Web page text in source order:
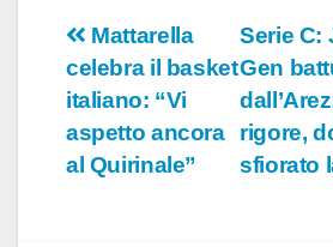
Navigazione
articoli
Serie C:
Gen
rigore,
sfiorato
Mattarella
celebra il basket
italiano: “Vi
aspetto ancora
al Quirinale”